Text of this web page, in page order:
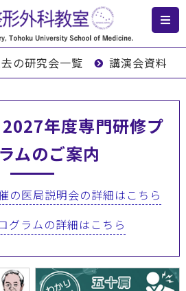
の研究会一覧 講演会資料
年度専門研修プ
ムのご案内
の医局説明会の詳細はこちら
グラムの詳細はこちら